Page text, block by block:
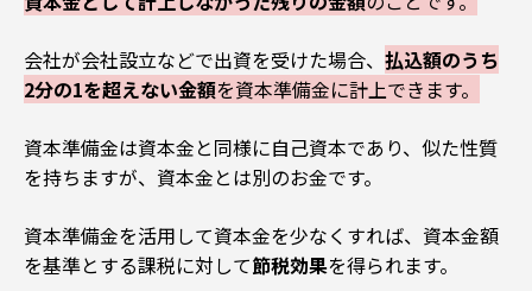
会社が会社設立などで出資を受けた場合、 払込額のうち
2分の1を超えない金額を資本準備金に計上できます。
資本準備金は資本金と同様に自己資本であり、似た性質
を持ちますが、資本金とは別のお金です。
資本準備金を活用して資本金を少なくすれば、資本金額
を基準とする課税に対して節税効果を得られます。